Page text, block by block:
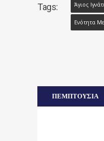
Tags: Άγιος
Ενότητα
ΠΕΜΠΤΟΥΣΙΑ